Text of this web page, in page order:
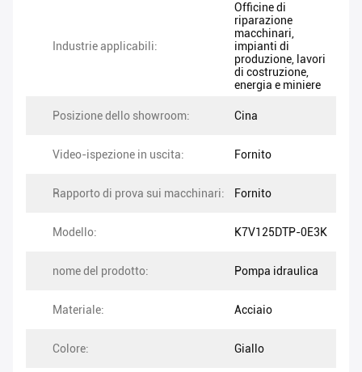
Industrie applicabili:
Officine di
riparazione
macchinari,
impianti di
produzione, lavori
di costruzione,
energia e miniere
Posizione dello showroom: Cina
Video-ispezione in uscita: Fornito
Rapporto di prova sui macchinari: Fornito
Modello: K7V125DTP-0E3K
nome del prodotto: Pompa idraulica
Materiale: Acciaio
Colore: Giallo